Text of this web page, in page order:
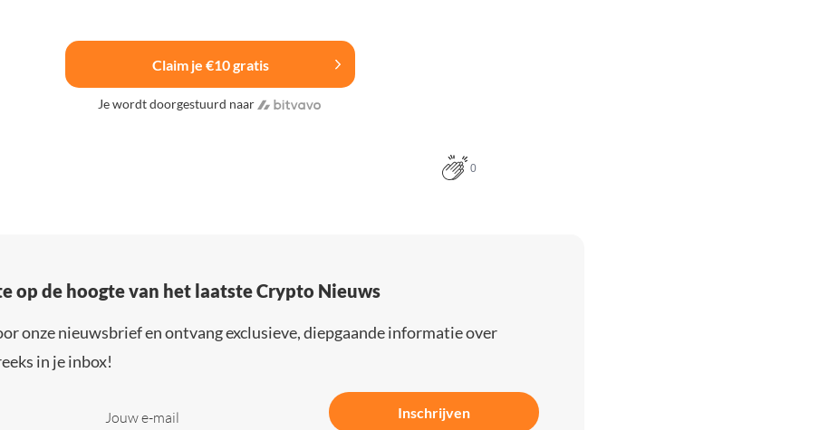
Claim je €10 gratis
Je wordt doorgestuurd naar
0
op de hoogte van het laatste Crypto Nieuws
onze nieuwsbrief en ontvang exclusieve, diepgaande informatie over
in je inbox!
Jouw e-mail Inschrijven